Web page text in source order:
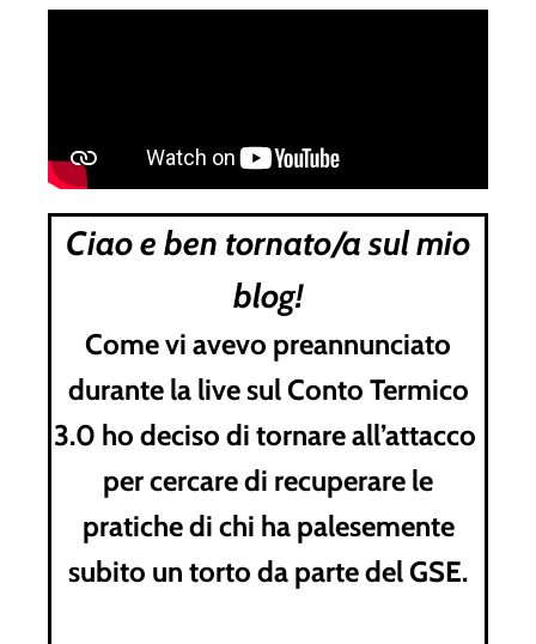
Ciao e ben tornato/a sul mio
blog!
Come vi avevo preannunciato
durante la live sul Conto Termico
3.0 ho deciso di tornare all’attacco
per cercare di recuperare le
pratiche di chi ha palesemente
subito un torto da parte del GSE.